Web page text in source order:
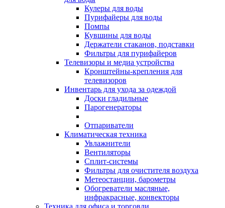
Кулеры для воды
Пурифайеры для воды
Помпы
Кувшины для воды
Держатели стаканов, подставки
Фильтры для пурифайеров
Телевизоры и медиа устройства
Кронштейны-крепления для
телевизоров
Инвентарь для ухода за одеждой
Доски гладильные
Парогенераторы
Отпариватели
Климатическая техника
Увлажнители
Вентиляторы
Сплит-системы
Фильтры для очистителя воздуха
Метеостанции, барометры
Обогреватели масляные,
инфракрасные, конвекторы